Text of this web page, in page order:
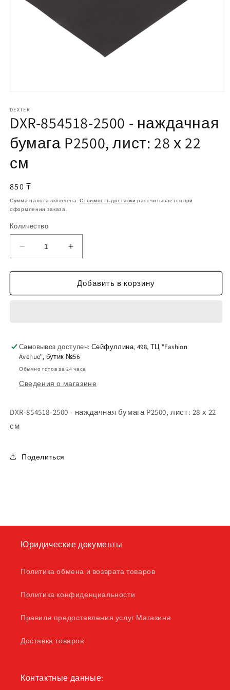
файлы
1
в
окне
DEXTER
DXR-854518-2500 - наждачная
бумага P2500, лист: 28 х 22
см
Обычная
цена
850 ₸
Сумма налога включена.Стоимость доставки рассчитывается при
оформлении заказа.
Количество
Уменьшить
количество
DXR-
2500
лист:
28
х
22
Увеличить
количество
DXR-
854518-
2500
лист:
28
х
22
Добавить в корзину
Самовывоз доступен:Сейфуллина, 498, ТЦ "Fashion
Avenue", бутик №56
Обычно готов за 24 часа
Сведения о магазине
DXR-854518-2500 - наждачная бумага P2500, лист: 28 х 22
см
Поделиться
Юридические документы
Политика обмена и возврата товаров
Политика конфиденциальности
Правила предоставления услуг Магазина
Доставка товаров
Контактные данные: